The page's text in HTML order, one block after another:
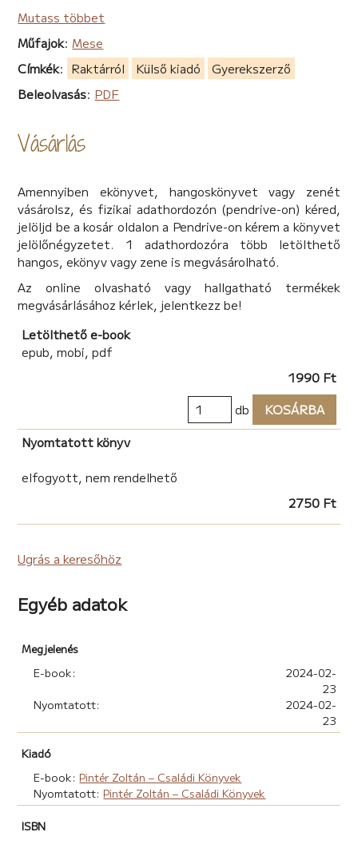
Mutass többet
Műfajok: Mese
Címkék: Raktárról Külső kiadó
Gyerekszerző
Beleolvasás: PDF
Vásárlás
Amennyiben ekönyvet, hangoskönyvet vagy zenét
vásárolsz, és fizikai adathordozón (pendrive-on) kéred,
jelöljd be a kosár oldalon a Pendrive-on kérem a könyvet
jelölőnégyzetet. 1 adathordozóra több letölthető
hangos, ekönyv vagy zene is megvásárolható.
Az online olvasható vagy hallgatható termékek
megvásárlásához kérlek, jelentkezz be!
Letölthető e-book
epub, mobi, pdf
1990 Ft
db
KOSÁRBA
Nyomtatott könyv
elfogyott, nem rendelhető
2750 Ft
Ugrás a keresőhöz
Egyéb adatok
Megjelenés
E-book:
2024-02-
23
Nyomtatott:
2024-02-
23
Kiadó
E-book: Pintér Zoltán – Családi Könyvek
Nyomtatott: Pintér Zoltán – Családi Könyvek
ISBN